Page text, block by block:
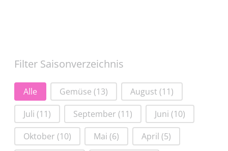
Filter Saisonverzeichnis
Filter Saisonverzeichnis
Alle Gemüse (13) August (11)
Juli (11) September (11) Juni (10)
Oktober (10) Mai (6) April (5)